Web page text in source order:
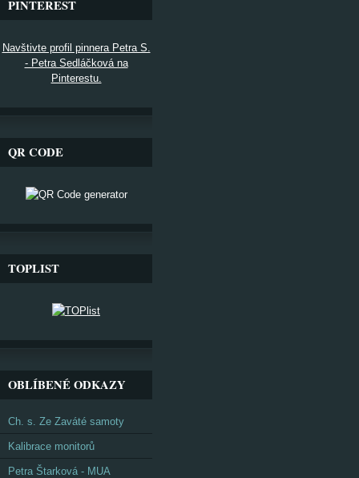
PINTEREST
Navštivte profil pinnera Petra S.
- Petra Sedláčková na
Pinterestu.
QR CODE
TOPLIST
OBLÍBENÉ ODKAZY
Ch. s. Ze Zaváté samoty
Kalibrace monitorů
Petra Štarková - MUA